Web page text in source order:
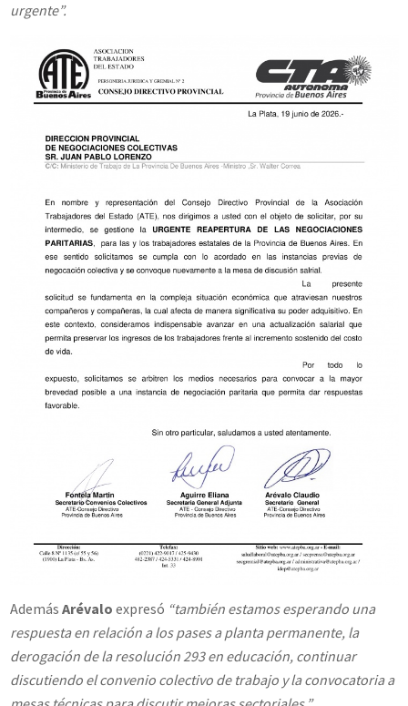
urgente”.
Además Arévalo expresó “también estamos esperando una
respuesta en relación a los pases a planta permanente, la
derogación de la resolución 293 en educación, continuar
discutiendo el convenio colectivo de trabajo y la convocatoria a